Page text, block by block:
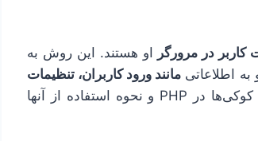
کاربر در مرورگر او هستند. این روش به
اطلاعاتی مانند ورود کاربران، تنظیمات
در این مقاله، با کوکی‌ها در PHP و نحوه استفاده از آنها